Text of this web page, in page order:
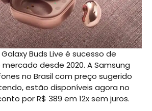
Buds Live é sucesso de
desde 2020. A Samsung
no Brasil com preço sugerido
estão disponíveis agora no
por R$ 389 em 12x sem juros.